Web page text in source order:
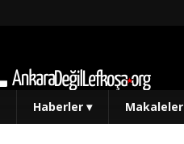
Haberler ▾ Makaleler